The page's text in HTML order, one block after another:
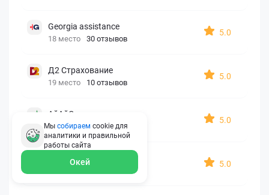
Georgia assistance
18 место 30 отзывов
5.0
Д2 Страхование
19 место 10 отзывов
5.0
АйАйСи
20 место 7 отзывов
5.0
OxySport
5.0
Мы собираем cookie для
аналитики и правильной
работы сайта
Окей